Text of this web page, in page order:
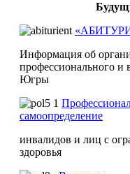
Информация об
профессионального
Югры
самоопределение
инвалидов и лиц с
здоровья